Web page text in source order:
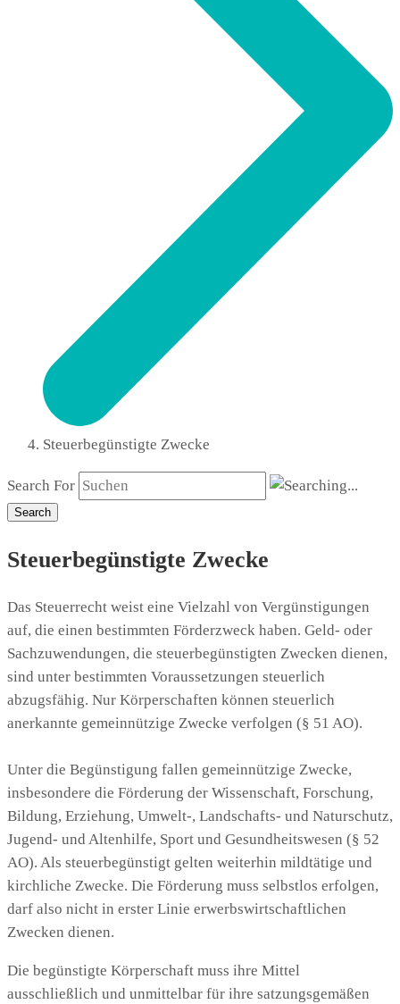
Steuerbegünstigte Zwecke
Search For
Search
Steuerbegünstigte Zwecke
Das Steuerrecht weist eine Vielzahl von Vergünstigungen
auf, die einen bestimmten Förderzweck haben. Geld- oder
Sachzuwendungen, die steuerbegünstigten Zwecken dienen,
sind unter bestimmten Voraussetzungen steuerlich
abzugsfähig. Nur Körperschaften können steuerlich
anerkannte gemeinnützige Zwecke verfolgen (§ 51 AO).
Unter die Begünstigung fallen gemeinnützige Zwecke,
insbesondere die Förderung der Wissenschaft, Forschung,
Bildung, Erziehung, Umwelt-, Landschafts- und Naturschutz,
Jugend- und Altenhilfe, Sport und Gesundheitswesen (§ 52
AO). Als steuerbegünstigt gelten weiterhin mildtätige und
kirchliche Zwecke. Die Förderung muss selbstlos erfolgen,
darf also nicht in erster Linie erwerbswirtschaftlichen
Zwecken dienen.
Die begünstigte Körperschaft muss ihre Mittel
ausschließlich und unmittelbar für ihre satzungsgemäßen